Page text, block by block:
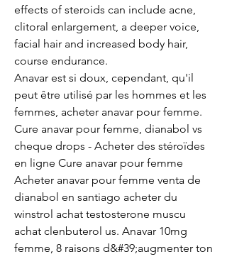
effects of steroids can include acne,
clitoral enlargement, a deeper voice,
facial hair and increased body hair,
course endurance.
Anavar est si doux, cependant, qu'il
peut être utilisé par les hommes et les
femmes, acheter anavar pour femme.
Cure anavar pour femme, dianabol vs
cheque drops - Acheter des stéroïdes
en ligne Cure anavar pour femme
Acheter anavar pour femme venta de
dianabol en santiago acheter du
winstrol achat testosterone muscu
achat clenbuterol us. Anavar 10mg
femme, 8 raisons d&#39;augmenter ton